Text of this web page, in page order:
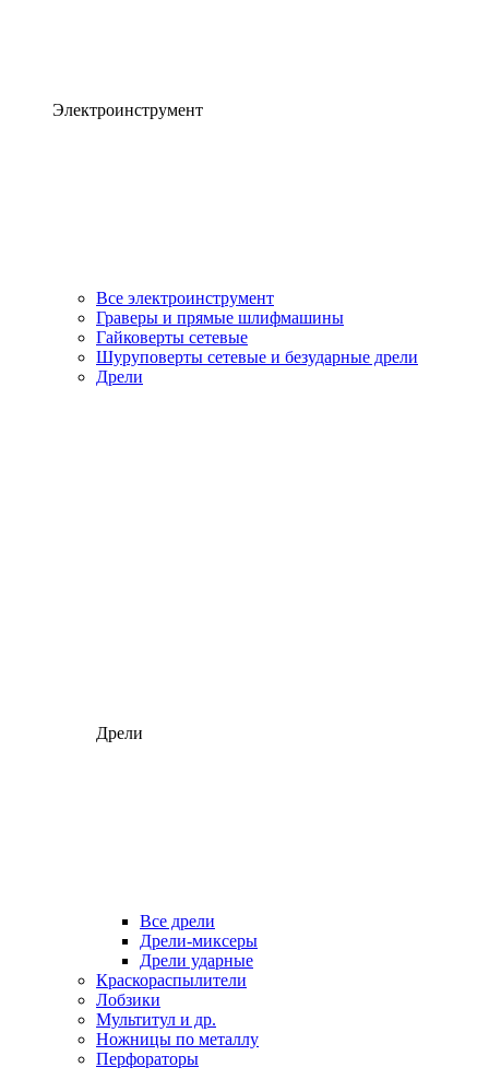
Электроинструмент
Все электроинструмент
Граверы и прямые шлифмашины
Гайковерты сетевые
Шуруповерты сетевые и безударные дрели
Дрели
Дрели
Все дрели
Дрели-миксеры
Дрели ударные
Краскораспылители
Лобзики
Мультитул и др.
Ножницы по металлу
Перфораторы